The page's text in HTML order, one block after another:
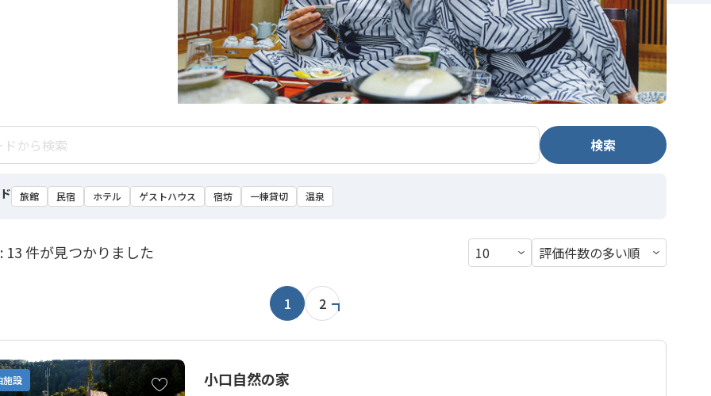
検索
旅館 民宿 ホテル ゲストハウス 宿坊 一棟貸切 温泉
13 件が見つかりました
1 2
施設
お
小口自然の家